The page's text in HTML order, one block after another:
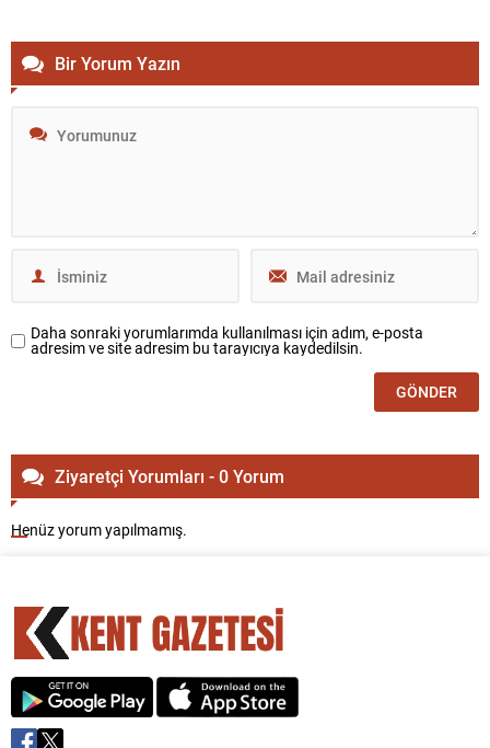
Bir Yorum Yazın
Daha sonraki yorumlarımda kullanılması için adım, e-posta
adresim ve site adresim bu tarayıcıya kaydedilsin.
Ziyaretçi Yorumları - 0 Yorum
Henüz yorum yapılmamış.